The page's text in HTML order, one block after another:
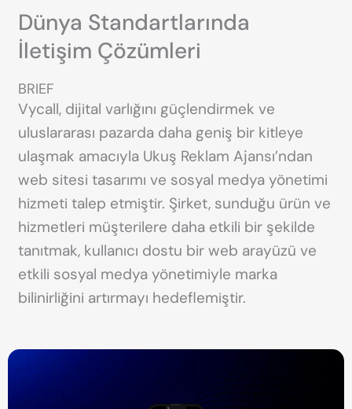
Dünya Standartlarında
İletişim Çözümleri
BRIEF
Vycall, dijital varlığını güçlendirmek ve
uluslararası pazarda daha geniş bir kitleye
ulaşmak amacıyla Ukuş Reklam Ajansı’ndan
web sitesi tasarımı ve sosyal medya yönetimi
hizmeti talep etmiştir. Şirket, sunduğu ürün ve
hizmetleri müşterilere daha etkili bir şekilde
tanıtmak, kullanıcı dostu bir web arayüzü ve
etkili sosyal medya yönetimiyle marka
bilinirliğini artırmayı hedeflemiştir.